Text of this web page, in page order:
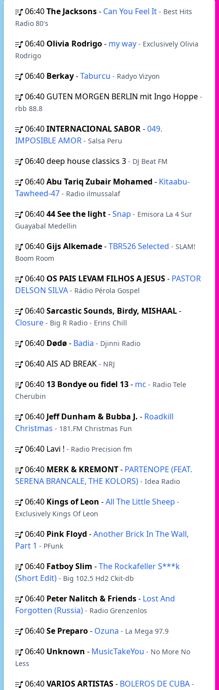
06:40The Jacksons- Can You Feel It - Best Hits
Radio 80's
06:40 Olivia Rodrigo- my way - Exclusively Olivia
Rodrigo
06:40 Berkay-Taburcu - Radyo Vizyon
06:40 GUTEN MORGEN BERLIN mit Ingo Hoppe -
rbb 88.8
06:40INTERNACIONAL SABOR-049.
IMPOSIBLE AMOR - Salsa Peru
06:40deep house classics 3 - DJ Beat FM
06:40Abu Tariq Zubair Mohamed - Kitaabu-
Tawheed-47 - Radio ilmussalaf
06:4044 See the light-Snap - Emisora La 4 Sur
Guayabal Medellin
06:40 Gijs Alkemade-TBR526 Selected - SLAM!
Boom Room
06:40 OS PAIS LEVAM FILHOS A JESUS- PASTOR
DELSON SILVA - Rádio Pérola Gospel
06:40Sarcastic Sounds, Birdy, MISHAAL-
Closure - Big R Radio - Erins Chill
06:40 Dødø- Badia - Djinni Radio
06:40AIS AD BREAK - NRJ
06:40 13 Bondye ou fidel 13- mc - Radio Tele
Cherubin
06:40 Jeff Dunham & Bubba J. - Roadkill
Christmas - 181.FM Christmas Fun
06:40 Lavi ! - Radio Precision fm
06:40 MERK & KREMONT- PARTENOPE (FEAT.
SERENA BRANCALE, THE KOLORS) - Idea Radio
06:40 Kings of Leon -All The Little Sheep -
Exclusively Kings Of Leon
06:40 Pink Floyd -Another Brick In The Wall,
Part 1 - PFunk
06:40 Fatboy Slim -The Rockafeller S***k
(Short Edit) - Big 102.5 Hd2 Ckit-db
06:40 Peter Nalitch & Friends- Lost And
Forgotten (Russia) - Radio Grenzenlos
06:40Se Preparo- Ozuna - La Mega 97.9
06:40 Unknown - MusicTakeYou - No More No
Less
06:40VARIOS ARTISTAS- BOLEROS DE CUBA -